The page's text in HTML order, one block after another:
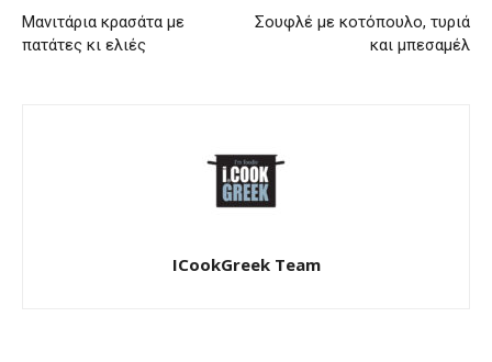
Μανιτάρια κρασάτα με
πατάτες κι ελιές
Σουφλέ με κοτόπουλο, τυριά
και μπεσαμέλ
ICookGreek Team